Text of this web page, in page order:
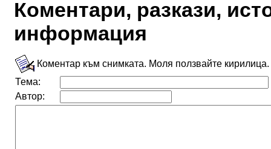
Коментари, разкази,
информация
Коментар към снимката. Моля ползвайте кирилица.
Тема:
Автор: